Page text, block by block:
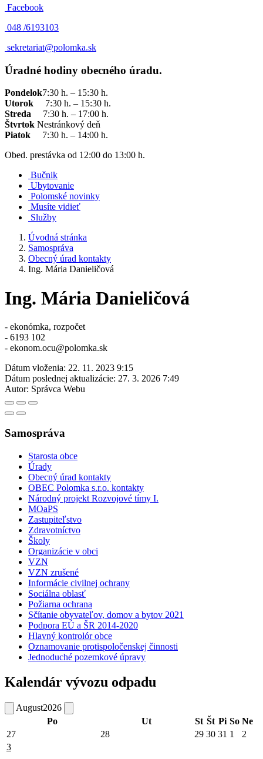
Facebook
048 /6193103
sekretariat@polomka.sk
Úradné hodiny obecného úradu.
Pondelok7:30 h. – 15:30 h.
Utorok 7:30 h. – 15:30 h.
Streda 7:30 h. – 17:00 h.
Štvrtok Nestránkový deň
Piatok
7:30 h. – 14:00 h.
Obed. prestávka od 12:00 do 13:00 h.
Bučnik
Ubytovanie
Polomské novinky
Musíte vidieť
Služby
Úvodná stránka
Samospráva
Obecný úrad kontakty
Ing. Mária Danieličová
Ing. Mária Danieličová
- ekonómka, rozpočet
- 6193 102
- ekonom.ocu@polomka.sk
Dátum vloženia: 22. 11. 2023 9:15
Dátum poslednej aktualizácie: 27. 3. 2026 7:49
Autor: Správca Webu
Samospráva
Starosta obce
Úrady
Obecný úrad kontakty
OBEC Polomka s.r.o. kontakty
Národný projekt Rozvojové tímy I.
MOaPS
Zastupiteľstvo
Zdravotníctvo
Školy
Organizácie v obci
VZN
VZN zrušené
Informácie civilnej ochrany
Sociálna oblasť
Požiarna ochrana
Sčítanie obyvateľov, domov a bytov 2021
Podpora EÚ a ŠR 2014-2020
Hlavný kontrolór obce
Oznamovanie protispoločenskej činnosti
Jednoduché pozemkové úpravy
Kalendár vývozu odpadu
August2026
Po
Ut St Št Pi So Ne
27
28 29 30 31 1
2
3